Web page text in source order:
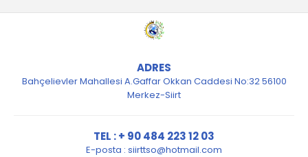
ADRES
Bahçelievler Mahallesi A.Gaffar Okkan Caddesi No:32 56100
Merkez-Siirt
TEL : + 90 484 223 12 03
E-posta : siirttso@hotmail.com